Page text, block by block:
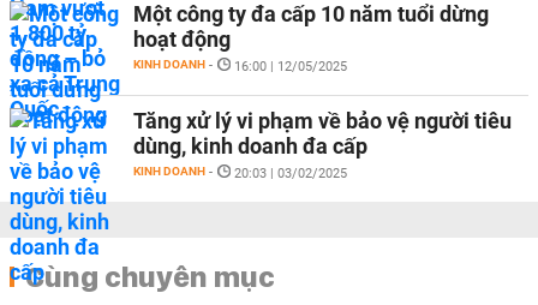
Một công ty đa cấp 10 năm tuổi dừng
hoạt động
KINH DOANH - 16:00 | 12/05/2025
Tăng xử lý vi phạm về bảo vệ người tiêu
dùng, kinh doanh đa cấp
KINH DOANH - 20:03 | 03/02/2025
Cùng chuyên mục